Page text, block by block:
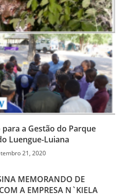
a Gestão do Parque
Luengue-Luiana
21, 2020
MEMORANDO DE
A EMPRESA N`KIELA